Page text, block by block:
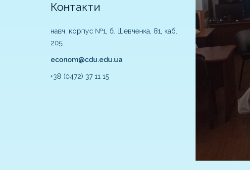
Контакти
навч. корпус №1, б. Шевченка, 81, каб.
205.
econom@cdu.edu.ua
+38 (0472) 37 11 15